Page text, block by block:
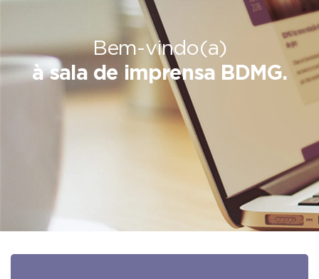
Bem-vindo(a)
à sala de imprensa BDMG.